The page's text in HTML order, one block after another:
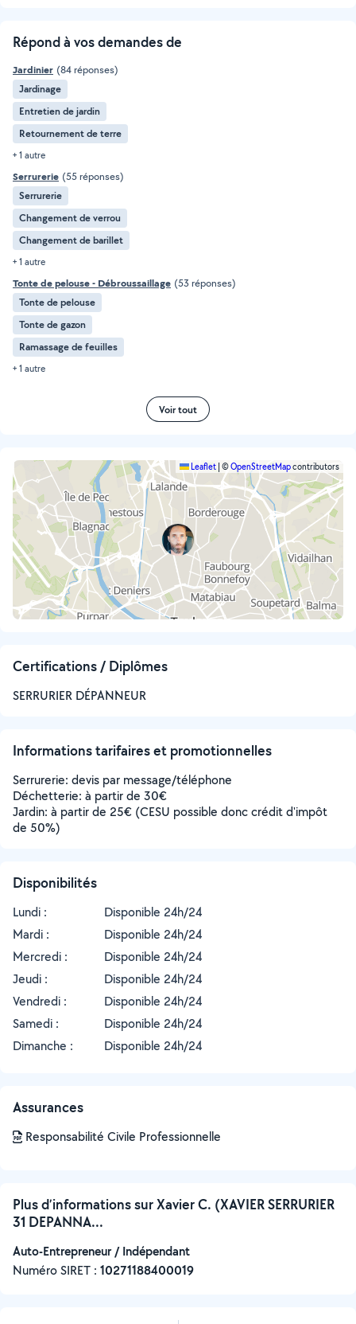
Répond à vos demandes de
Jardinier (84 réponses)
Jardinage
Entretien de jardin
Retournement de terre
+ 1 autre
Serrurerie (55 réponses)
Serrurerie
Changement de verrou
Changement de barillet
+ 1 autre
Tonte de pelouse - Débroussaillage (53 réponses)
Tonte de pelouse
Tonte de gazon
Ramassage de feuilles
+ 1 autre
Voir tout
Leaflet ©OpenStreetMapcontributors
Certifications / Diplômes
SERRURIER DÉPANNEUR
Informations tarifaires et promotionnelles
Serrurerie: devis par message/téléphone
Déchetterie: à partir de 30€
Jardin: à partir de 25€ (CESU possible donc crédit d'impôt
de 50%)
Disponibilités
Lundi :
Disponible 24h/24
Mardi :
Disponible 24h/24
Mercredi :
Disponible 24h/24
Jeudi :
Disponible 24h/24
Vendredi :
Disponible 24h/24
Samedi :
Disponible 24h/24
Dimanche :
Disponible 24h/24
Assurances
Responsabilité Civile Professionnelle
Plus d’informations sur Xavier C. (XAVIER SERRURIER
31 DEPANNA...
Auto-Entrepreneur / Indépendant
Numéro SIRET : ‍10271188400019